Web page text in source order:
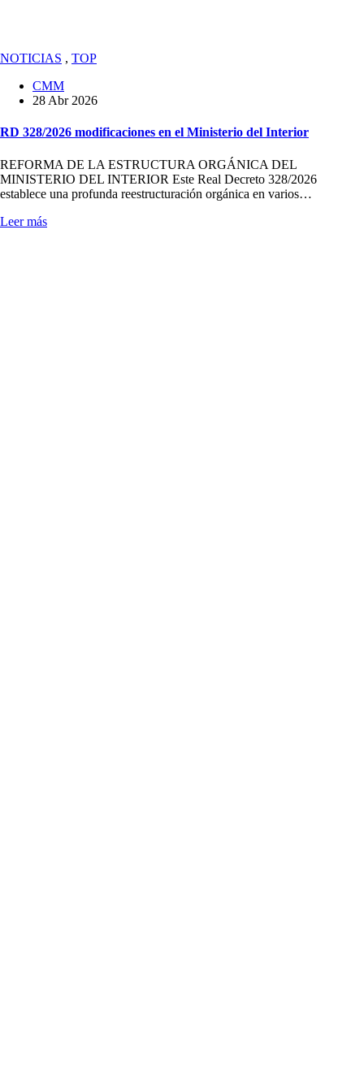
NOTICIAS , TOP
CMM
28 Abr 2026
RD 328/2026 modificaciones en el Ministerio del Interior
REFORMA DE LA ESTRUCTURA ORGÁNICA DEL
MINISTERIO DEL INTERIOR Este Real Decreto 328/2026
establece una profunda reestructuración orgánica en varios…
Leer más